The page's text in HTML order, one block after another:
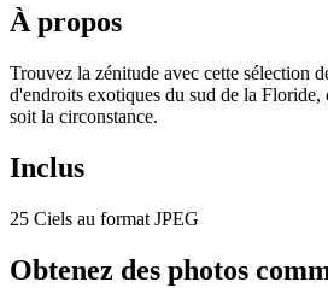
À propos
Trouvez la zénitude avec cette sélection
d'endroits exotiques du sud de la
soit la circonstance.
Inclus
25 Ciels au format JPEG
Obtenez des photos